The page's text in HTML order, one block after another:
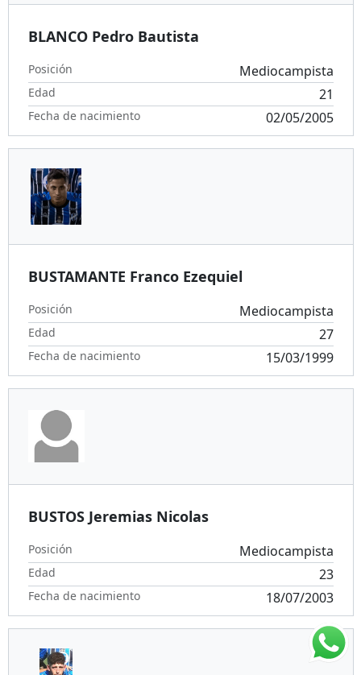
BLANCO Pedro Bautista
Posición Mediocampista
Edad 21
Fecha de nacimiento 02/05/2005
BUSTAMANTE Franco Ezequiel
Posición Mediocampista
Edad 27
Fecha de nacimiento 15/03/1999
BUSTOS Jeremias Nicolas
Posición Mediocampista
Edad 23
Fecha de nacimiento 18/07/2003